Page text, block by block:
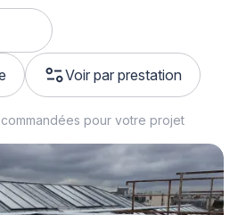
Voir par prestation
pour votre projet